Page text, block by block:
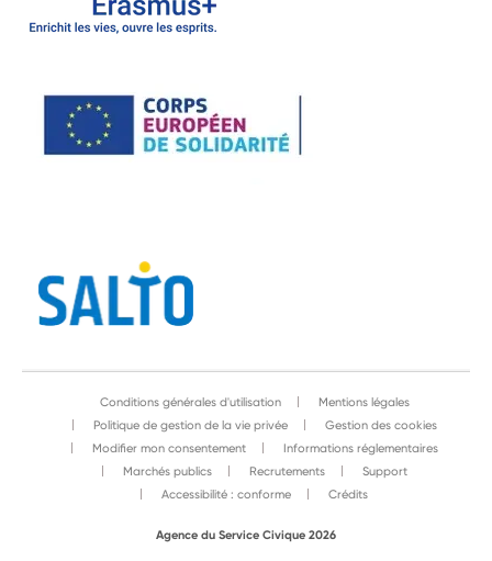
Conditions générales d'utilisation
Mentions légales
Politique de gestion de la vie privée
Gestion des cookies
Modifier mon consentement
Informations réglementaires
Marchés publics
Recrutements
Support
Accessibilité : conforme
Crédits
Agence du Service Civique 2026